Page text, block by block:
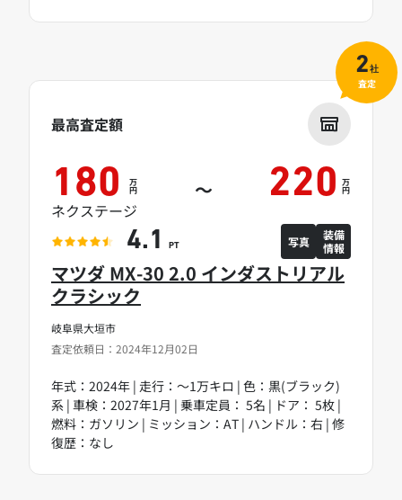
岐阜県大垣市
査定依頼日：2024年12月02日
マツダ MX-30 2.0 インダストリアル
クラシック
年式：2024年 | 走行：～1万キロ | 色：黒(ブラック)
系 | 車検：2027年1月 | 乗車定員： 5名 | ドア： 5枚 |
燃料：ガソリン | ミッション：AT | ハンドル：右 | 修
復歴：なし
最高査定額
180 万
円 ～ 220 万
円
ネクステージ
4.1 PT 写真
装備
情報
2社
査定